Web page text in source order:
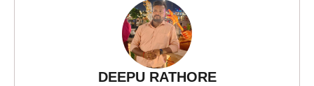
DEEPU RATHORE